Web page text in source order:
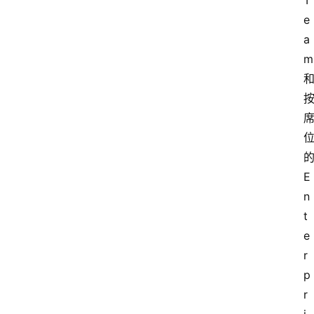
e
a
m
和
按
席
位
的
E
n
t
e
r
p
r